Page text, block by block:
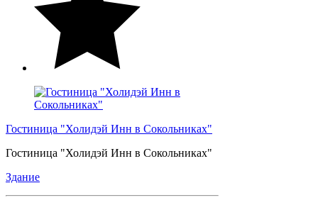
Гостиница "Холидэй Инн в Сокольниках"
Гостиница "Холидэй Инн в Сокольниках"
Здание